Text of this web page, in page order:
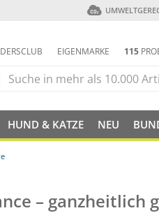
EIGENMARKE 115
HUND & KATZE NEU
– ganzheitlich